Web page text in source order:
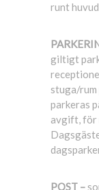
runt
giltigt
stuga/rum
parkeras
avgift, för
POST –